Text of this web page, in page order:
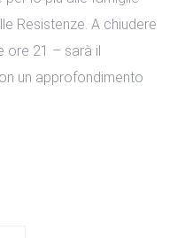
Resistenze. A chiudere
ore 21 – sarà il
un approfondimento